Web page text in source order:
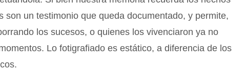
son un testimonio que queda documentado, y permite,
los sucesos, o quienes los vivenciaron ya no
Lo fotigrafiado es estático, a diferencia de los